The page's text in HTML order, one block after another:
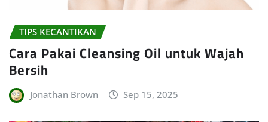
TIPS KECANTIKAN
Cara Pakai Cleansing Oil untuk Wajah
Bersih
Jonathan Brown Sep 15, 2025